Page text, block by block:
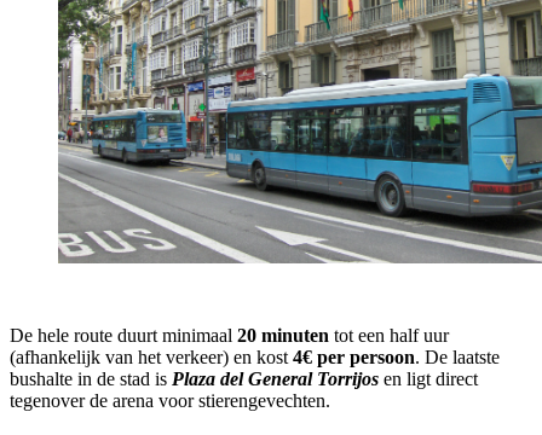
De hele route duurt minimaal 20 minuten tot een half uur
(afhankelijk van het verkeer) en kost 4€ per persoon. De laatste
bushalte in de stad is Plaza del General Torrijos en ligt direct
tegenover de arena voor stierengevechten.